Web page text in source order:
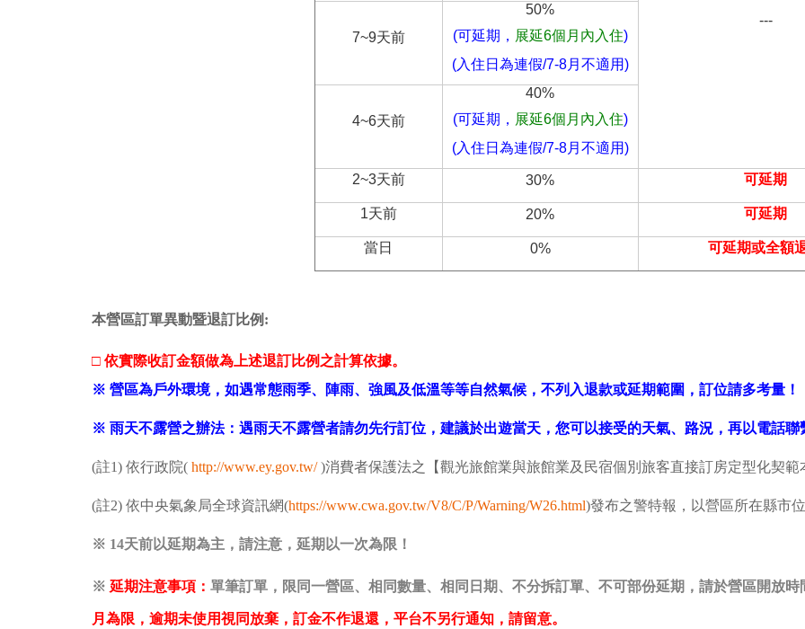
---
7~9天前
50%
(可延期， 展延6個月內入住)
(入住日為連假/7-8月不適用)
4~6天前
40%
(可延期， 展延6個月內入住)
(入住日為連假/7-8月不適用)
2~3天前 30% 可延期
1天前 20% 可延期
當日 0% 可延期或全額
本營區訂單異動暨退訂比例:
□ 依實際收訂金額做為上述退訂比例之計算依據。
※ 營區為戶外環境，如遇常態雨季、陣雨、強風及低溫等等自然氣候，不列入退款或延期範圍，訂位請多考量！
※ 雨天不露營之辦法：遇雨天不露營者請勿先行訂位，建議於出遊當天，您可以接受的天氣、路況，再以電話聯
(註1) 依行政院( http://www.ey.gov.tw/)消費者保護法之【觀光旅館業與旅館業及民宿個別旅客直接訂房定型化契範
(註2) 依中央氣象局全球資訊網(https://www.cwa.gov.tw/V8/C/P/Warning/W26.html)發布之警特報，以營區所在縣市位
※ 14天前以延期為主，請注意，延期以一次為限！
※ 延期注意事項： 單筆訂單，限同一營區、相同數量、相同日期、不分拆訂單、不可部份延期，請於營區開放時
月為限，逾期未使用視同放棄，訂金不作退還，平台不另行通知，請留意。